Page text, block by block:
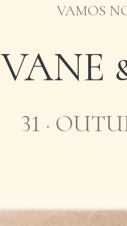
VAMOS
VANE
31 ·